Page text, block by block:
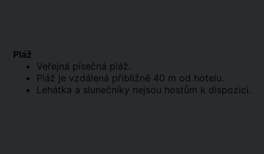
Pláž
Veřejná písečná pláž.
Pláž je vzdálená přibližně 40 m od hotelu.
Lehátka a slunečníky nejsou hostům k dispozici.